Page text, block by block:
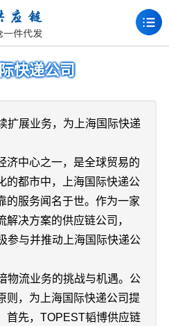
快递公司
扩展业务，为上海国际快递
济中心之一，是全球贸易的
的都市中，上海国际快递公
的服务闻名于世。作为一家
决方案的供应链公司，
参与并推动上海国际快递公
物流业务的挑战与机遇。公
则，为上海国际快递公司提
首先，TOPEST韬博供应链